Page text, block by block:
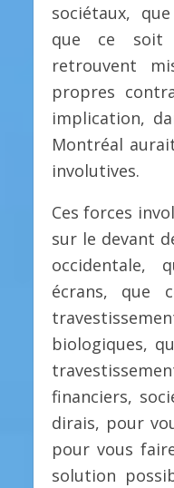
sociétaux,
que ce soit
retrouvent
propres
implication,
Montréal
involutives.
Ces forces
sur le devant
écrans, que
biologiques,
financiers,
dirais, pour
pour vous
solution